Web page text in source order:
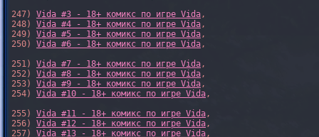
247) Vida #3 - 18+ комикс по игре Vida,
248) Vida #4 - 18+ комикс по игре Vida,
249) Vida #5 - 18+ комикс по игре Vida,
250) Vida #6 - 18+ комикс по игре Vida,
251) Vida #7 - 18+ комикс по игре Vida,
252) Vida #8 - 18+ комикс по игре Vida,
253) Vida #9 - 18+ комикс по игре Vida,
254) Vida #10 - 18+ комикс по игре Vida,
255) Vida #11 - 18+ комикс по игре Vida,
256) Vida #12 - 18+ комикс по игре Vida,
257) Vida #13 - 18+ комикс по игре Vida,